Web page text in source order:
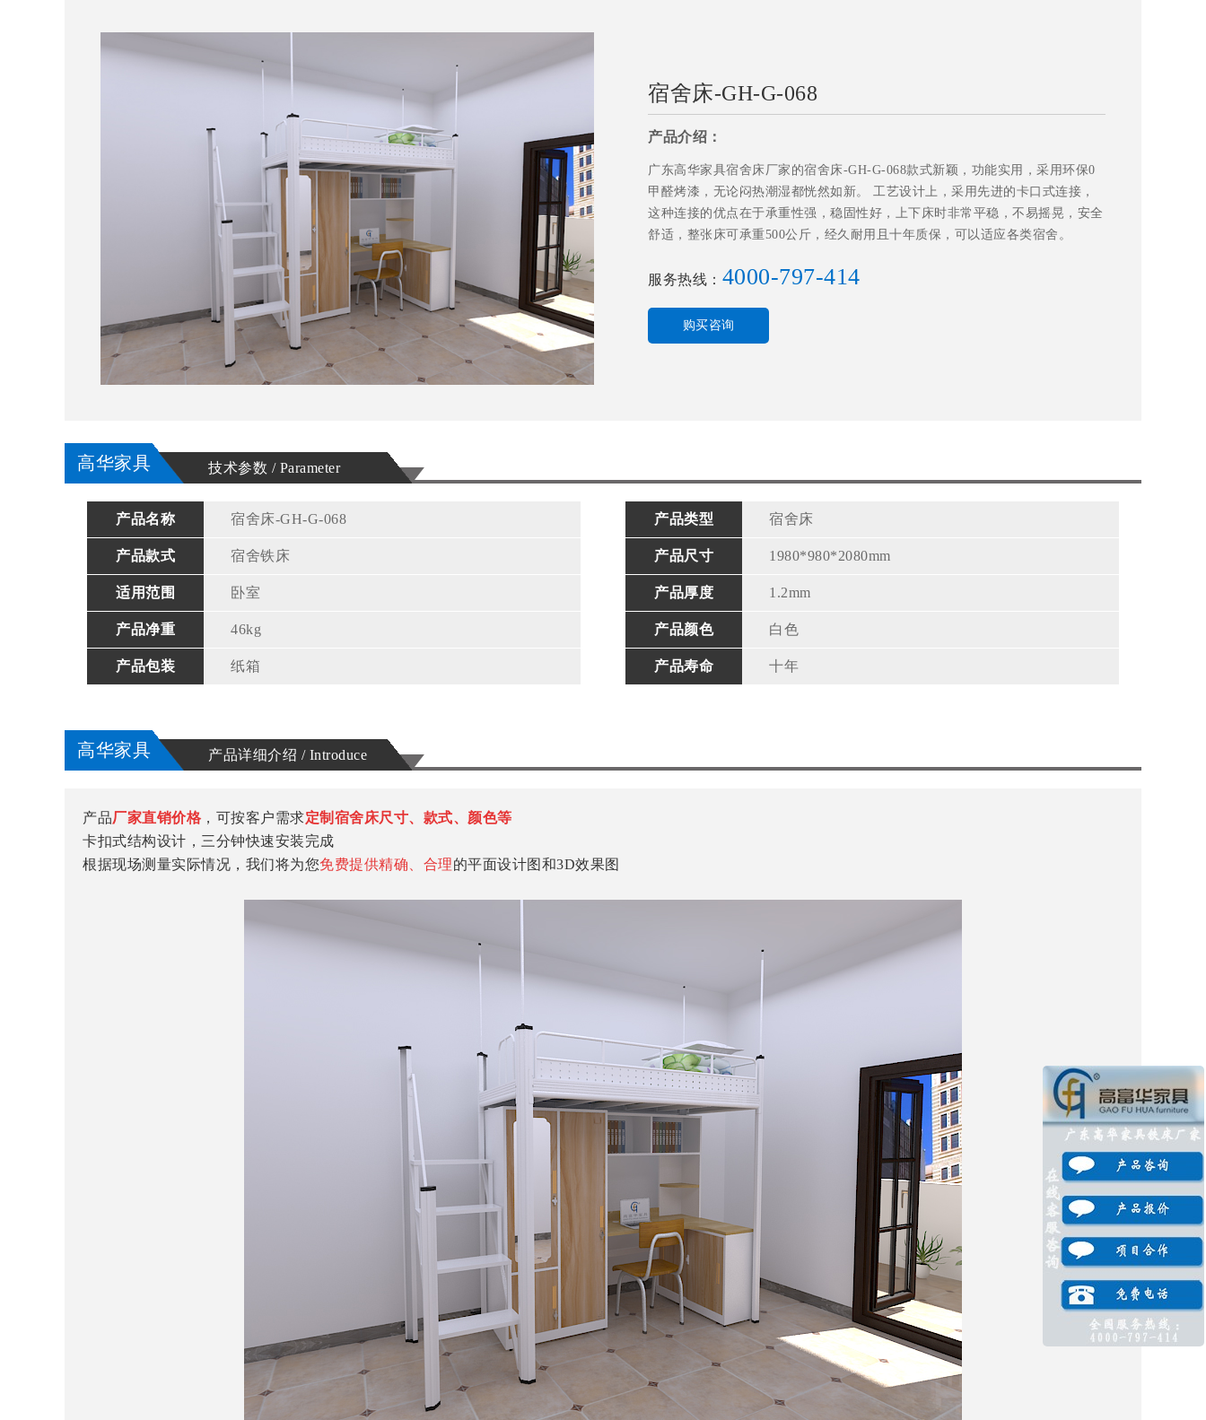
宿舍床-GH-G-068
产品介绍：
广东高华家具宿舍床厂家的宿舍床-GH-G-068款式新颖，功能实用，采用环保0
甲醛烤漆，无论闷热潮湿都恍然如新。 工艺设计上，采用先进的卡口式连接，
这种连接的优点在于承重性强，稳固性好，上下床时非常平稳，不易摇晃，安全
舒适，整张床可承重500公斤，经久耐用且十年质保，可以适应各类宿舍。
服务热线： 4000-797-414
购买咨询
高华家具 技术参数 / Parameter
产品名称 宿舍床-GH-G-068 产品类型 宿舍床
产品款式 宿舍铁床 产品尺寸 1980*980*2080mm
适用范围 卧室 产品厚度 1.2mm
产品净重 46kg 产品颜色 白色
产品包装 纸箱 产品寿命 十年
高华家具 产品详细介绍 / Introduce
产品厂家直销价格 ，可按客户需求定制宿舍床尺寸、款式、颜色等
卡扣式结构设计，三分钟快速安装完成
根据现场测量实际情况，我们将为您免费提供精确、合理的平面设计图和3D效果图